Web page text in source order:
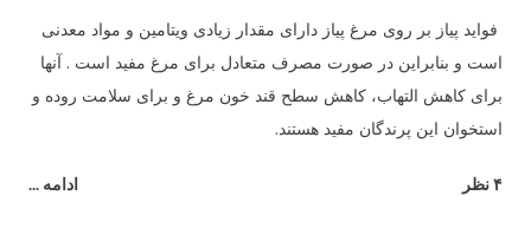
فواید پیاز بر روی مرغ پیاز دارای مقدار زیادی ویتامین و مواد معدنی
است و بنابراین در صورت مصرف متعادل برای مرغ مفید است . آنها
برای کاهش التهاب، کاهش سطح قند خون مرغ و برای سلامت روده و
استخوان این پرندگان مفید هستند.
۴ نظر ادامه ...